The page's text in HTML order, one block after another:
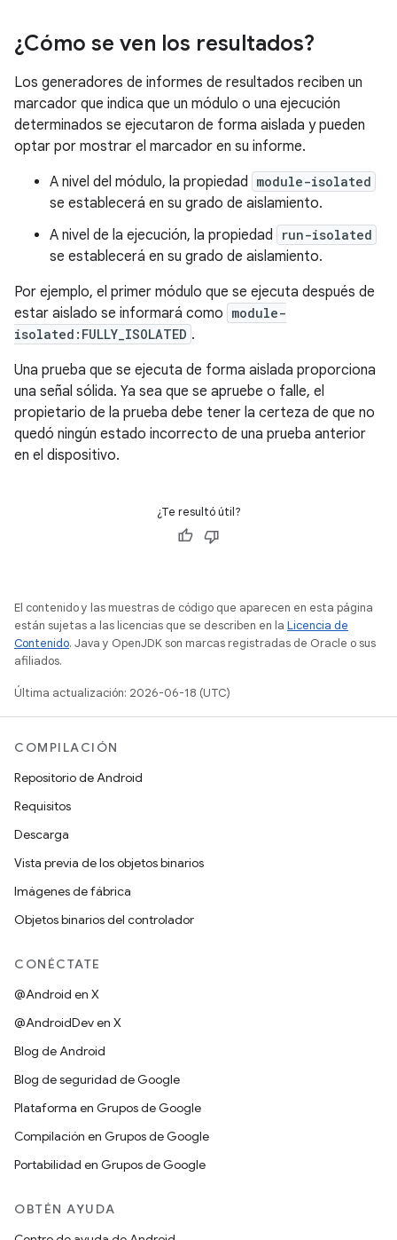
¿Cómo se ven los resultados?
Los generadores de informes de resultados reciben un
marcador que indica que un módulo o una ejecución
determinados se ejecutaron de forma aislada y pueden
optar por mostrar el marcador en su informe.
A nivel del módulo, la propiedad module-isolated
se establecerá en su grado de aislamiento.
A nivel de la ejecución, la propiedad
run-isolated
se establecerá en su grado de aislamiento.
Por ejemplo, el primer módulo que se ejecuta después de
estar aislado se informará como module-
isolated:FULLY_ISOLATED .
Una prueba que se ejecuta de forma aislada proporciona
una señal sólida. Ya sea que se apruebe o falle, el
propietario de la prueba debe tener la certeza de que no
quedó ningún estado incorrecto de una prueba anterior
en el dispositivo.
¿Te resultó útil?
El contenido y las muestras de código que aparecen en esta página
están sujetas a las licencias que se describen en la Licencia de
Contenido. Java y OpenJDK son marcas registradas de Oracle o sus
afiliados.
Última actualización: 2026-06-18 (UTC)
COMPILACIÓN
Repositorio de Android
Requisitos
Descarga
Vista previa de los objetos binarios
Imágenes de fábrica
Objetos binarios del controlador
CONÉCTATE
@Android en X
@AndroidDev en X
Blog de Android
Blog de seguridad de Google
Plataforma en Grupos de Google
Compilación en Grupos de Google
Portabilidad en Grupos de Google
OBTÉN AYUDA